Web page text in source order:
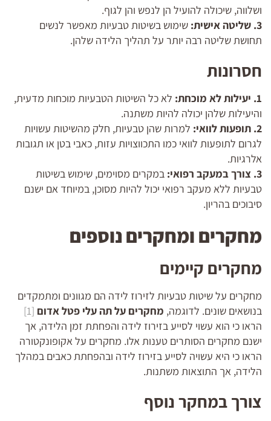
ושלווה, שיכולה להועיל הן לנפש והן לגוף.
3. שליטה אישית:
שימוש בשיטות טבעיות מאפשר לנשים
תחושת שליטה רבה יותר על תהליך הלידה שלהן.
חסרונות
1. יעילות לא מוכחת:
לא כל השיטות הטבעיות מוכחות מדעית,
והיעילות שלהן יכולה להיות משתנה.
2. תופעות לוואי:
למרות שהן טבעיות, חלק מהשיטות עשויות
לגרום לתופעות לוואי כמו התכווצויות עזות, כאבי בטן או תגובות
אלרגיות.
3. צורך במעקב רפואי:
במקרים מסוימים, שימוש בשיטות
טבעיות ללא מעקב רפואי יכול להיות מסוכן, במיוחד אם ישנם
סיבוכים בהריון.
מחקרים ומחקרים נוספים
מחקרים קיימים
מחקרים על שיטות טבעיות לזירוז לידה הם מגוונים ומתמקדים
בנושאים שונים. לדוגמה, מחקרים על תה עלי פטל אדום [1]
הראו כי הוא עשוי לסייע בזירוז לידה והפחתת זמן הלידה, אך
ישנם מחקרים הסותרים טענות אלו. מחקרים על אקופונקטורה
הראו כי היא עשויה לסייע בזירוז לידה ובהפחתת כאבים במהלך
הלידה, אך התוצאות משתנות.
צורך במחקר נוסף